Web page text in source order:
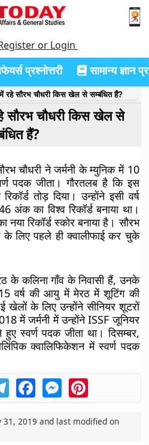
or Login
प्रश्नोत्तरी सामान्य ज्ञान
में रहे सौरभ चौधरी किस खेल से सम्बंधित हैं?
सौरभ चौधरी किस खेल से
हैं?
चौधरी ने जर्मनी के म्युनिक में 10
पदक जीता। गौरतलब है कि इस
तोड़ दिया। उन्होंने इसी वर्ष
अंक का विश्व रिकॉर्ड बनाया था।
रिकॉर्ड स्कोर बनाया है। सौरभ
के लिए पहले ही क्वालीफाई कर चुके
के कलिना गाँव के निवासी हैं, उनके
वर्ष की आयु में मेरठ में शूटिंग की
के लिए उन्होंने सीनियर शूटरों
में जर्मनी में उन्होंने ISSF जूनियर
हुए स्वर्ण पदक जीता था। दिसम्बर,
क्वालिफिकेशन में स्वर्ण पदक
TelegramFacebookMessengerPinterest
31, 2019 and last modified on